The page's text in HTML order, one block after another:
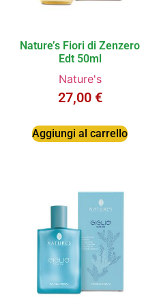
Nature’s Fiori di Zenzero
Edt 50ml
Nature's
27,00 €
Aggiungi al carrello